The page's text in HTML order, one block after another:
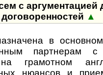
с аргументацией
договоренностей ▲
в
партнерам
на грамотном
нюансов и